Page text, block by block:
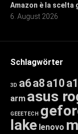
Amazon è la scelta
6. August 2026
Schlagwörter
3D a6a8 a10
arm asus
GEEETECH
lake lenovo